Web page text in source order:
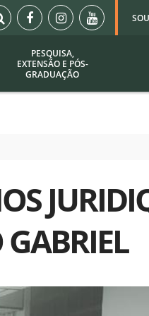
Sou
Setor
PESQUISA,
EXTENSÃO E PÓS-
GRADUAÇÃO